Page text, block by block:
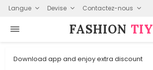
Langue Devise Contactez-nous
FASHION⁠ TIY
Download app and enjoy extra discount